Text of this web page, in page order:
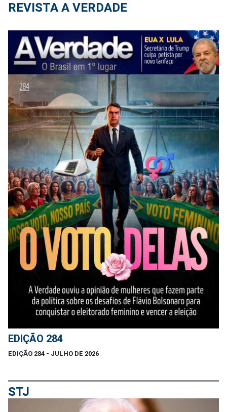
REVISTA A VERDADE
EDIÇÃO 284
EDIÇÃO 284 - JULHO DE 2026
STJ